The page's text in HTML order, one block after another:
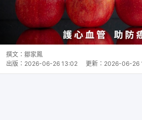
撰文： 鄒家鳳
出版： 2026-06-26 13:02 更新： 2026-06-26